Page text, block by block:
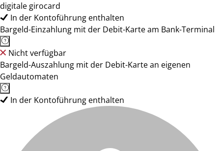
digitale girocard
In der Kontoführung enthalten
Bargeld-Einzahlung mit der Debit-Karte am Bank-Terminal
Nicht verfügbar
Bargeld-Auszahlung mit der Debit-Karte an eigenen
Geldautomaten
In der Kontoführung enthalten